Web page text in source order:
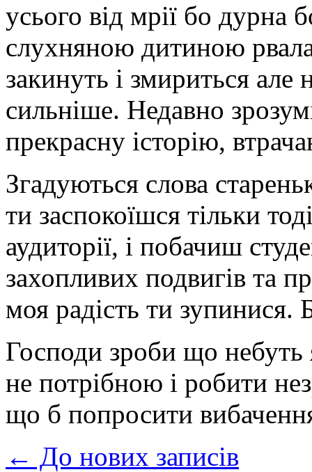
усього від мрії бо дурна
слухняною дитиною
закинуть і змириться
сильніше. Недавно
прекрасну історію,
Згадуються слова
ти заспокоїшся тільки
аудиторії, і побачиш
захопливих подвигів та
моя радість ти зупинися.
Господи зроби що
не потрібною і робити
що б попросити
← До нових записів